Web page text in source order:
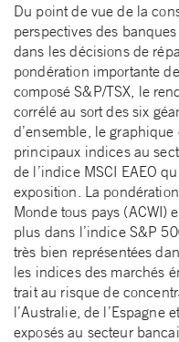
Du point de vue de la
perspectives des
dans les décisions de
pondération importante
composé S&P/TSX, le
corrélé au sort des six
d’ensemble, le
principaux indices au
de l’indice MSCI EAEO
exposition. La
Monde tous pays (ACWI)
plus dans l’indice S&P
très bien représentées
les indices des marchés
trait au risque de
l’Australie, de l’Espagne
exposés au secteur